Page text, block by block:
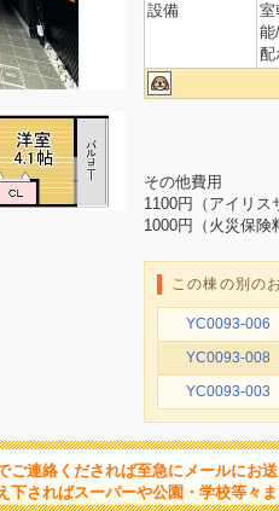
設備
室
能
配
その他費用
1100円（アイリス
1000円（火災保険
この棟の別の
YC0093-006
YC0093-008
YC0093-003
ご連絡くだされば至急にメールにお
下さればスーパーや公園・学校等々